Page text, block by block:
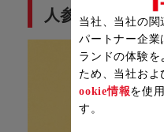
人参とオレンジ
当社、当社の関
パートナー企業
ランドの体験を
ため、当社およ
ookie情報を使
す。